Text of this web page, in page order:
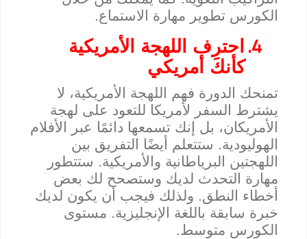
الكورس تطوير مهارة الاستماع.
4.
احترِف اللهجة الأمريكية
كأنك أمريكي
تمنحك الدورة فهم اللهجة الأمريكية، لا
يشترط السفر لأمريكا للتعود على لهجة
الأمريكان، بل إنك تسمعها دائمًا عبر الأفلام
الهوليودية. ستتعلم أيضًا التفريق بين
اللهجتين البرياطانية والأمريكية. ستتطور
مهارة التحدث لديك وستصحح لك بعض
أخطاء النطق. ولذلك فيجب أن يكون لديك
خبرة سابقة باللغة الإنجليزية. مستوى
الكورس متوسط.